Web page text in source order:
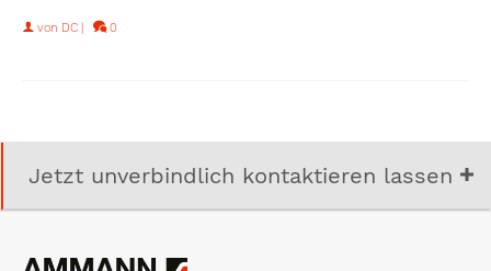
von DC | 0
Jetzt unverbindlich kontaktieren lassen